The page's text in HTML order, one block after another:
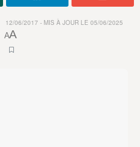
12/06/2017 - MIS À JOUR LE 05/06/2025
AA